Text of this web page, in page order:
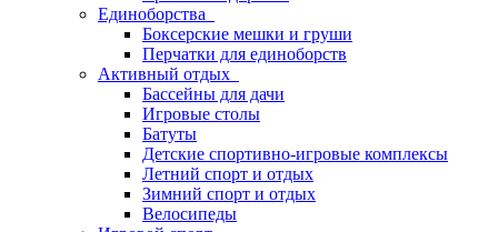
Единоборства
Боксерские мешки и груши
Перчатки для единоборств
Активный отдых
Бассейны для дачи
Игровые столы
Батуты
Детские спортивно-игровые комплексы
Летний спорт и отдых
Зимний спорт и отдых
Велосипеды